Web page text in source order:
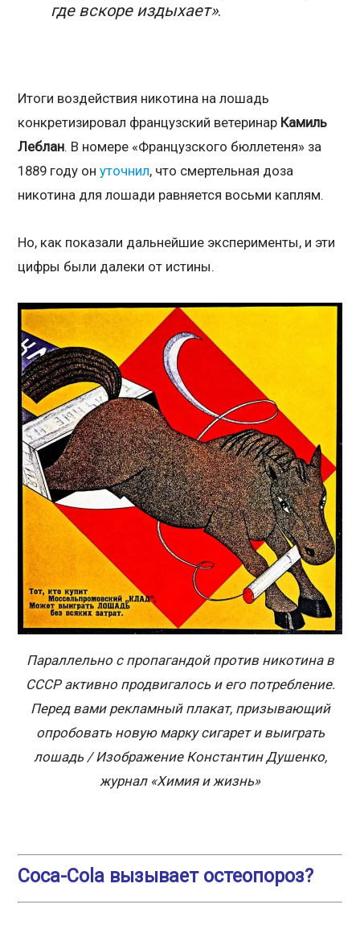
где вскоре издыхает».
Итоги воздействия никотина на лошадь
конкретизировал французский ветеринар Камиль
Леблан. В номере «Французского бюллетеня» за
1889 году онуточнил, что смертельная доза
никотина для лошади равняется восьми каплям.
Но, как показали дальнейшие эксперименты, и эти
цифры были далеки от истины.
Параллельно с пропагандой против никотина в
СССР активно продвигалось и его потребление.
Перед вами рекламный плакат, призывающий
опробовать новую марку сигарет и выиграть
лошадь / Изображение Константин Душенко,
журнал «Химия и жизнь»
Coca-Cola вызывает остеопороз?